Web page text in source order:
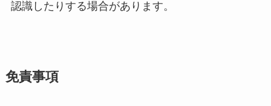
認識したりする場合があります。
免責事項